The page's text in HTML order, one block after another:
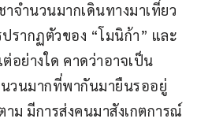
จำนวนมากเดินทางมาเที่ยว
รากฏตัวของ “โมนิก้า” และ
ย่างใด คาดว่าอาจเป็น
วนมากที่พากันมายืนรออยู่
ม มีการส่งคนมาสังเกตการณ์